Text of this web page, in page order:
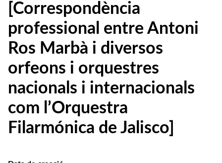
[Correspondència
professional entre Antoni
Ros Marbà i diversos
orfeons i orquestres
nacionals i internacionals
com l’Orquestra
Filarmónica de Jalisco]